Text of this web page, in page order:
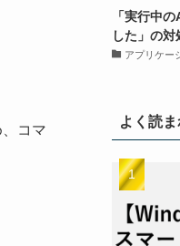
コマ
「実行中
した」の対
アプリケー
よく読